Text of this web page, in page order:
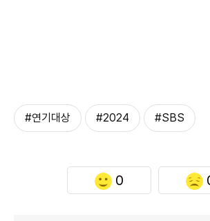
#연기대상 #2024 #SBS
0